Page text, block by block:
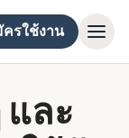
ครใช้งาน
และ